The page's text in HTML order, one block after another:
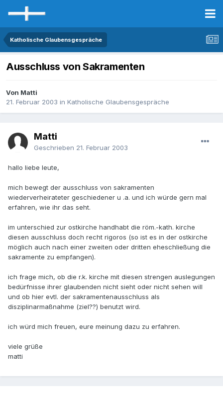
Katholische Glaubensgespräche
Ausschluss von Sakramenten
Von Matti
21. Februar 2003 in Katholische Glaubensgespräche
Matti
Geschrieben 21. Februar 2003
hallo liebe leute,
mich bewegt der ausschluss von sakramenten
wiederverheirateter geschiedener u .a. und ich würde gern mal
erfahren, wie ihr das seht.
im unterschied zur ostkirche handhabt die röm.-kath. kirche
diesen ausschluss doch recht rigoros (so ist es in der ostkirche
möglich auch nach einer zweiten oder dritten eheschließung die
sakramente zu empfangen).
ich frage mich, ob die r.k. kirche mit diesen strengen auslegungen
bedürfnisse ihrer glaubenden nicht sieht oder nicht sehen will
und ob hier evtl. der sakramentenausschluss als
disziplinarmaßnahme (ziel??) benutzt wird.
ich würd mich freuen, eure meinung dazu zu erfahren.
viele grüße
matti